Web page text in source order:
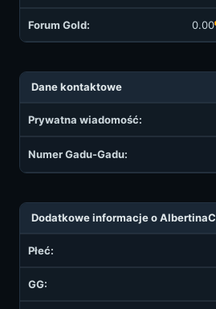
Forum Gold: 0.00
Dane kontaktowe
Prywatna wiadomość:
Numer Gadu-Gadu:
Dodatkowe informacje o AlbertinaC
Płeć:
GG: